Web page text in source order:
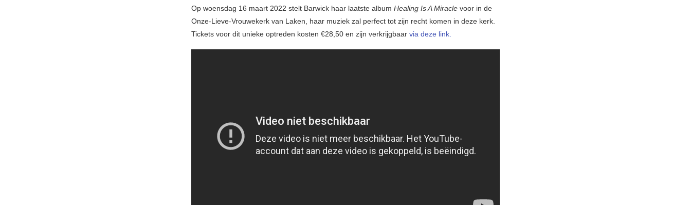
Op woensdag 16 maart 2022 stelt Barwick haar laatste album Healing Is A Miracle voor in de
Onze-Lieve-Vrouwekerk van Laken, haar muziek zal perfect tot zijn recht komen in deze kerk.
Tickets voor dit unieke optreden kosten €28,50 en zijn verkrijgbaar via deze link.